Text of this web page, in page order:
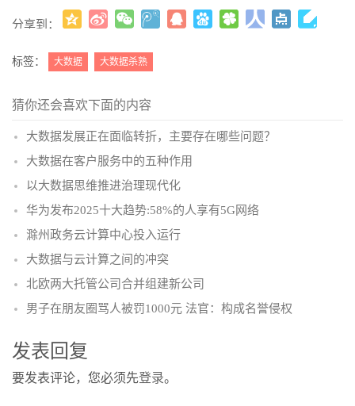
分享到：
标签： 大数据 大数据杀熟
猜你还会喜欢下面的内容
大数据发展正在面临转折，主要存在哪些问题？
大数据在客户服务中的五种作用
以大数据思维推进治理现代化
华为发布2025十大趋势:58%的人享有5G网络
滁州政务云计算中心投入运行
大数据与云计算之间的冲突
北欧两大托管公司合并组建新公司
男子在朋友圈骂人被罚1000元 法官：构成名誉侵权
发表回复
要发表评论，您必须先登录。